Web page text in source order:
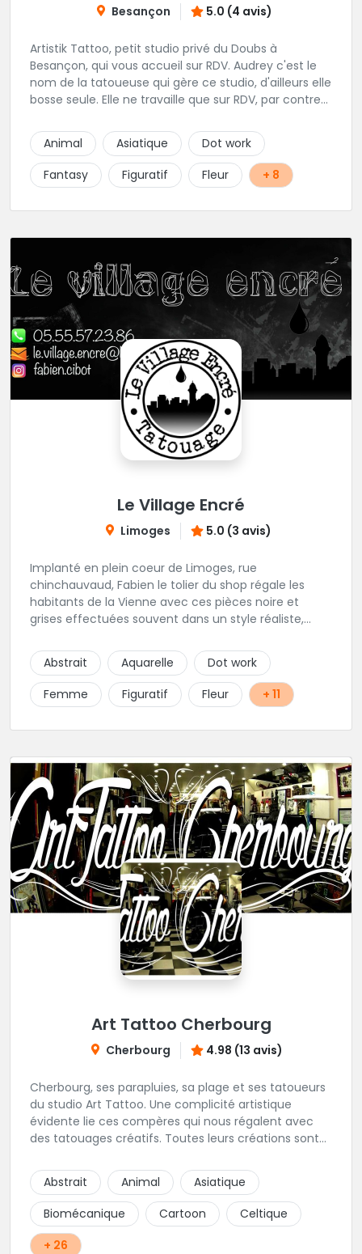
Besançon 5.0 (4 avis)
Artistik Tattoo, petit studio privé du Doubs à
Besançon, qui vous accueil sur RDV. Audrey c'est le
nom de la tatoueuse qui gère ce studio, d'ailleurs elle
bosse seule. Elle ne travaille que sur RDV, par contre
petits ou grands. Son truc, c'est que tant que ça ne
"match" pas, tu ne seras pas satisfait, du coup elle
écoute beaucoup pour aboutir au projet parfait.
Projets qui sont toujours uniques d'ailleurs.
pas.
Animal Asiatique
Dot work
Fantasy
Figuratif Fleur + 8
Le Village Encré
Limoges 5.0 (3 avis)
Implanté en plein coeur de Limoges, rue
chinchauvaud, Fabien le tolier du shop régale les
habitants de la Vienne avec ces pièces noire et
grises effectuées souvent dans un style réaliste,
pas cet excellent tatoueur. Le studio a été pensé
pour vous mettre à l'aise dés votre entrée, accueil,
décor, sourire et bien sur, une hygiène irréprochable.
Une très belle adresse dans cette belle ville de
Abstrait Aquarelle
Dot work
Femme
Figuratif Fleur + 11
Art Tattoo Cherbourg
Cherbourg 4.98 (13 avis)
Cherbourg, ses parapluies, sa plage et ses tatoueurs
du studio Art Tattoo. Une complicité artistique
évidente lie ces compères qui nous régalent avec
des tatouages créatifs. Toutes leurs créations sont
d'hygiène les plus strictes. Du new-school, du old
school, fantasy ou encore réaliste, Niko, Anthony,
Cody et les nombreux Guest seront adapter vos
idées en tatouages uniques et créatifs.
Abstrait Animal
Asiatique
Biomécanique
Cartoon
Celtique
+ 26